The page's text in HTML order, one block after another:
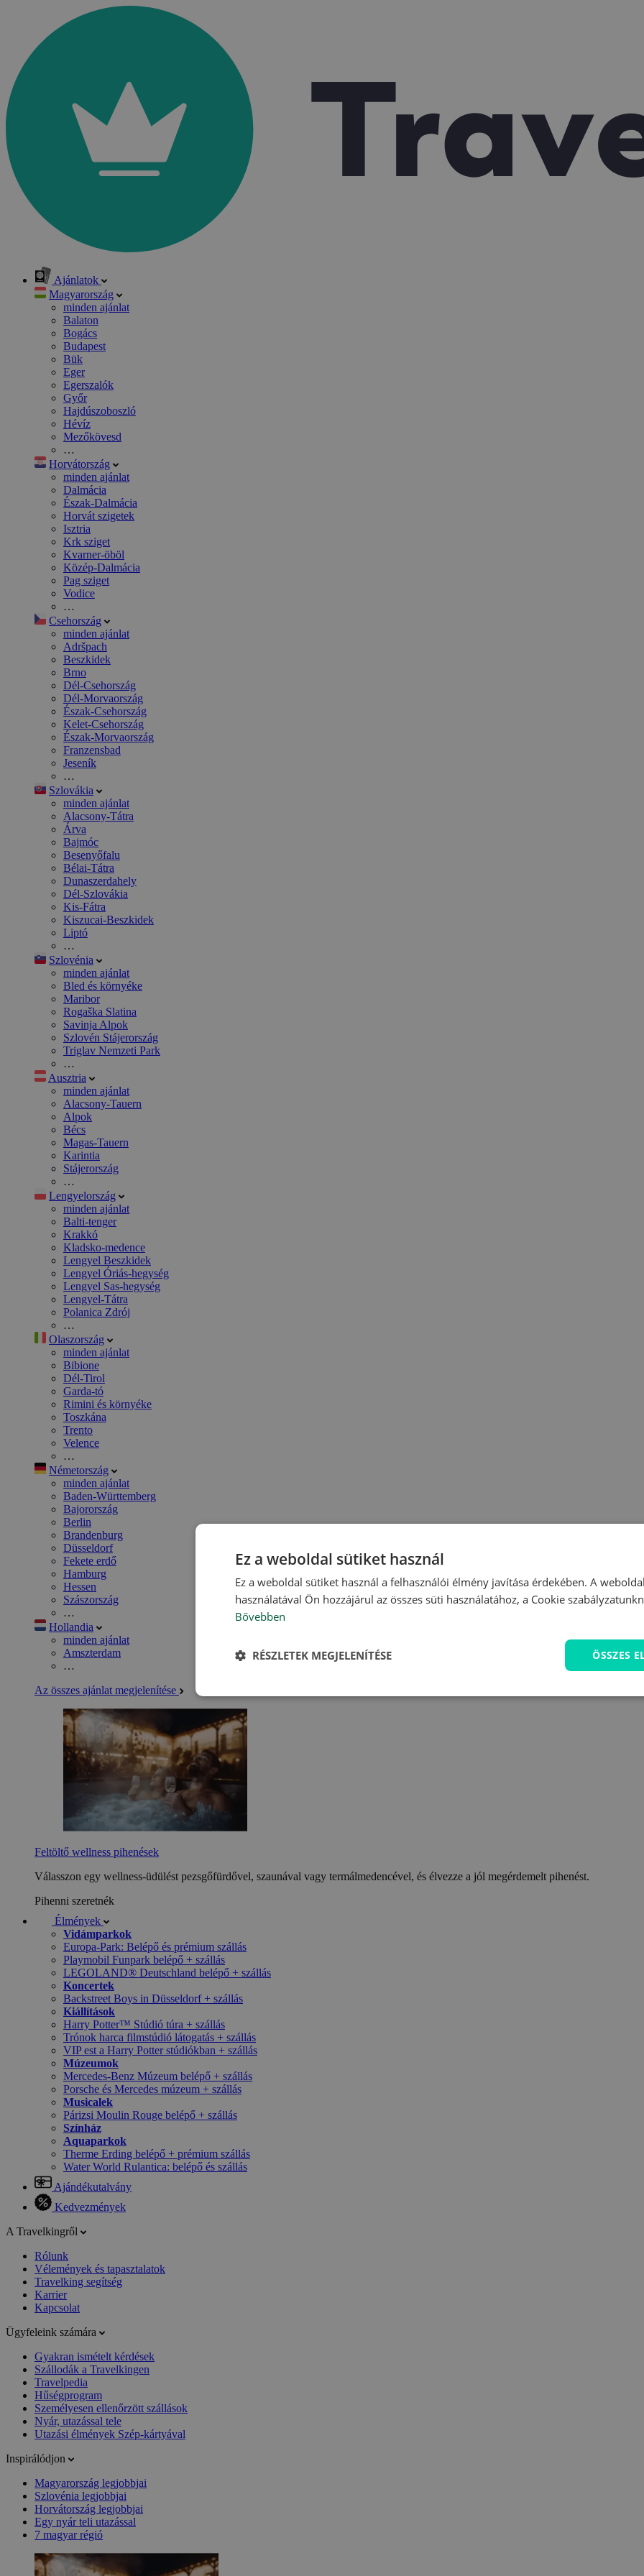
Ajánlatok
Magyarország
minden ajánlat
Balaton
Bogács
Budapest
Bük
Eger
Egerszalók
Győr
Hajdúszoboszló
Hévíz
Mezőkövesd
…
Horvátország
minden ajánlat
Dalmácia
Észak-Dalmácia
Horvát szigetek
Isztria
Krk sziget
Kvarner-öböl
Közép-Dalmácia
Pag sziget
Vodice
…
Csehország
minden ajánlat
Adršpach
Beszkidek
Brno
Dél-Csehország
Dél-Morvaország
Észak-Csehország
Kelet-Csehország
Észak-Morvaország
Franzensbad
Jeseník
…
Szlovákia
minden ajánlat
Alacsony-Tátra
Árva
Bajmóc
Besenyőfalu
Bélai-Tátra
Dunaszerdahely
Dél-Szlovákia
Kis-Fátra
Kiszucai-Beszkidek
Liptó
…
Szlovénia
minden ajánlat
Bled és környéke
Maribor
Rogaška Slatina
Savinja Alpok
Szlovén Stájerország
Triglav Nemzeti Park
…
Ausztria
minden ajánlat
Alacsony-Tauern
Alpok
Bécs
Magas-Tauern
Karintia
Stájerország
…
Lengyelország
minden ajánlat
Balti-tenger
Krakkó
Kladsko-medence
Lengyel Beszkidek
Lengyel Óriás-hegység
Lengyel Sas-hegység
Lengyel-Tátra
Polanica Zdrój
…
Olaszország
minden ajánlat
Bibione
Dél-Tirol
Garda-tó
Rimini és környéke
Toszkána
Trento
Velence
…
Németország
minden ajánlat
Baden-Württemberg
Bajorország
Berlin
Brandenburg
Düsseldorf
Fekete erdő
Hamburg
Hessen
Szászország
…
Hollandia
minden ajánlat
Amszterdam
…
Az összes ajánlat megjelenítése
Feltöltő wellness pihenések
Válasszon egy wellness-üdülést pezsgőfürdővel, szaunával vagy termálmedencével, és élvezze a jól megérdemelt pihenést.
Pihenni szeretnék
Élmények
Vidámparkok
Europa-Park: Belépő és prémium szállás
Playmobil Funpark belépő + szállás
LEGOLAND® Deutschland belépő + szállás
Koncertek
Backstreet Boys in Düsseldorf + szállás
Kiállítások
Harry Potter™ Stúdió túra + szállás
Trónok harca filmstúdió látogatás + szállás
VIP est a Harry Potter stúdiókban + szállás
Múzeumok
Mercedes-Benz Múzeum belépő + szállás
Porsche és Mercedes múzeum + szállás
Musicalek
Párizsi Moulin Rouge belépő + szállás
Színház
Aquaparkok
Therme Erding belépő + prémium szállás
Water World Rulantica: belépő és szállás
Ajándékutalvány
Kedvezmények
A Travelkingről
Rólunk
Vélemények és tapasztalatok
Travelking segítség
Karrier
Kapcsolat
Ügyfeleink számára
Gyakran ismételt kérdések
Szállodák a Travelkingen
Travelpedia
Hűségprogram
Személyesen ellenőrzött szállások
Nyár, utazással tele
Utazási élmények Szép-kártyával
Inspirálódjon
Magyarország legjobbjai
Szlovénia legjobbjai
Horvátország legjobbjai
Egy nyár teli utazással
7 magyar régió
Ez a weboldal sütiket használ
Ez a weboldal sütiket használ a felhasználói élmény javítása érdekében. A
használatával Ön hozzájárul az összes süti használatához, a Cookie
Bővebben
ÖSSZES
RÉSZLETEK MEGJELENÍTÉSE